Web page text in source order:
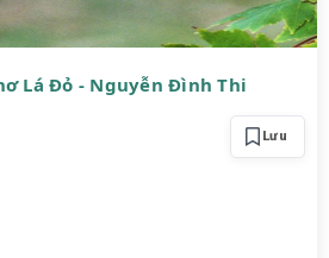
Lá Đỏ - Nguyễn Đình Thi
Lưu